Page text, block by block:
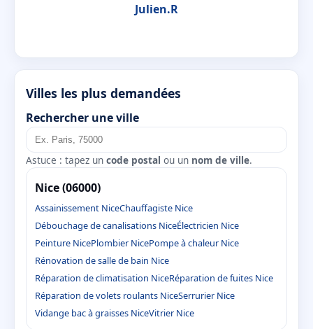
Julien.R
Villes les plus demandées
Rechercher une ville
Astuce : tapez un code postal ou un nom de ville.
Nice (06000)
Assainissement NiceChauffagiste Nice
Débouchage de canalisations NiceÉlectricien Nice
Peinture NicePlombier NicePompe à chaleur Nice
Rénovation de salle de bain Nice
Réparation de climatisation NiceRéparation de fuites Nice
Réparation de volets roulants NiceSerrurier Nice
Vidange bac à graisses NiceVitrier Nice